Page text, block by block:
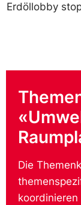
Erdöllobby
Die